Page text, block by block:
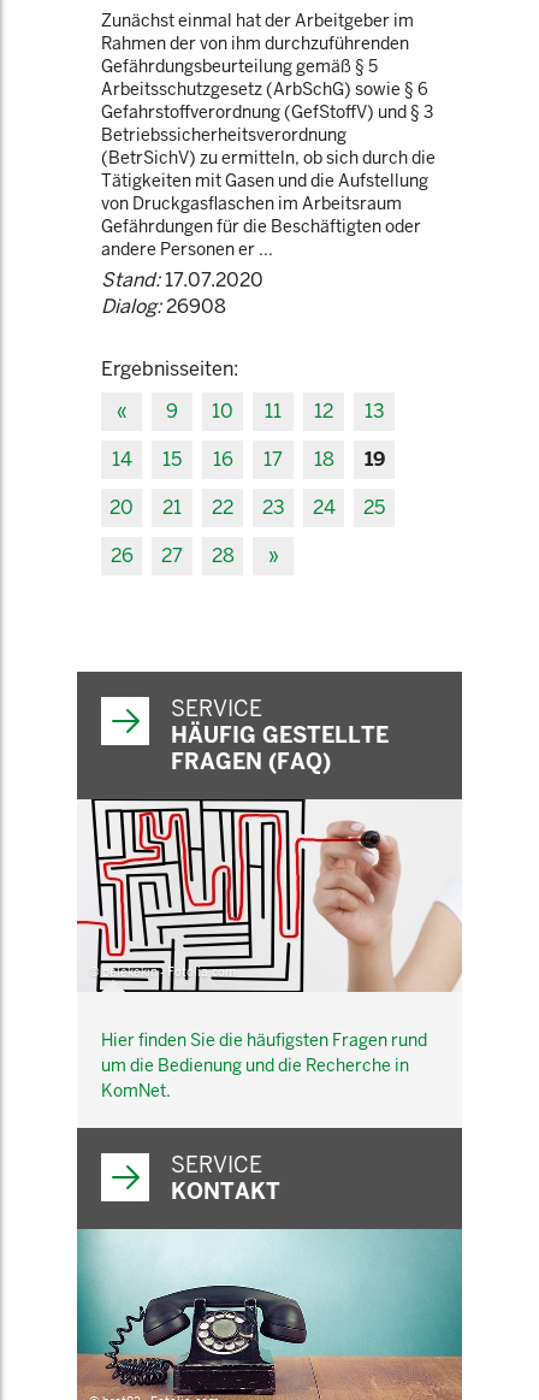
Zunächst einmal hat der Arbeitgeber im
Rahmen der von ihm durchzuführenden
Gefährdungsbeurteilung gemäß § 5
Arbeitsschutzgesetz (ArbSchG) sowie § 6
Gefahrstoffverordnung (GefStoffV) und § 3
Betriebssicherheitsverordnung
(BetrSichV) zu ermitteln, ob sich durch die
Tätigkeiten mit Gasen und die Aufstellung
von Druckgasflaschen im Arbeitsraum
Gefährdungen für die Beschäftigten oder
andere Personen er ...
Stand:17.07.2020
Dialog:26908
Ergebnisseiten:
«
9 10 11 12
13
14
15 16 17 18
19
20
21 22 23 24
25
26
27 28 »
SERVICE
HÄUFIG GESTELLTE
FRAGEN (FAQ)
© belekekin - Fotolia.com
Hier finden Sie die häufigsten Fragen rund
um die Bedienung und die Recherche in
KomNet.
SERVICE
KONTAKT